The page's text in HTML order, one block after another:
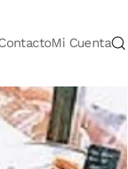
Mi Cuenta